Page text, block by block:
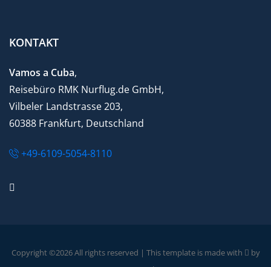
KONTAKT
Vamos a Cuba,
Reisebüro RMK Nurflug.de GmbH,
Vilbeler Landstrasse 203,
60388 Frankfurt, Deutschland
+49-6109-5054-8110
Copyright ©2026 All rights reserved | This template is made with
by